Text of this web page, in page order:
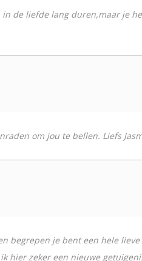
de liefde lang duren,maar je
om jou te bellen. Liefs
begrepen je bent een hele
hier zeker een nieuwe